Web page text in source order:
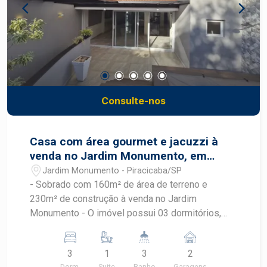
infraestrutura, amplo espaço operacional e
localização estratégica no bairro Conceição,
sendo uma excelente oportunidade para
empresas que desejam expandir suas atividades
em Piracicaba. Frias Neto Consultoria de
Imóveis, mais de 37 anos no mercado imobiliário
Consulte-nos
Casa com área gourmet e jacuzzi à
venda no Jardim Monumento, em
frente à área verde
Jardim Monumento - Piracicaba/SP
- Sobrado com 160m² de área de terreno e
230m² de construção à venda no Jardim
Monumento - O imóvel possui 03 dormitórios,
área verde - Sala ampla - Cozinha planejada com
ilha - Área gourmet com churrasqueira a gás
3 1 3 2